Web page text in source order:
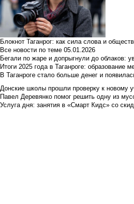
Блокнот Таганрог: как сила слова и
Все новости по теме 05.01.2026
Бегали по жаре и допрыгнули до облаков:
Итоги 2025 года в Таганроге:
В Таганроге стало больше денег и
Донские школы прошли проверку к новому
Павел Деревянко помог решить одну из
Услуга дня: занятия в «Смарт Кидс» со